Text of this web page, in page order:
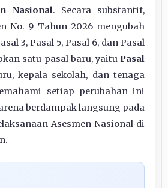
Nasional. Secara substantif,
No. 9 Tahun 2026 mengubah
3, Pasal 5, Pasal 6, dan Pasal
satu pasal baru, yaitu Pasal
kepala sekolah, dan tenaga
setiap perubahan ini
berdampak langsung pada
Asesmen Nasional di